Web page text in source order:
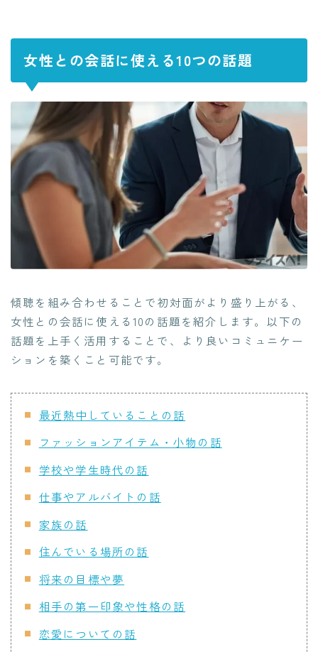
女性との会話に使える10つの話題
傾聴を組み合わせることで初対面がより盛り上がる、
女性との会話に使える10の話題を紹介します。以下の
話題を上手く活用することで、より良いコミュニケー
ションを築くこと可能です。
最近熱中していることの話
ファッションアイテム・小物の話
学校や学生時代の話
仕事やアルバイトの話
家族の話
住んでいる場所の話
将来の目標や夢
相手の第一印象や性格の話
恋愛についての話